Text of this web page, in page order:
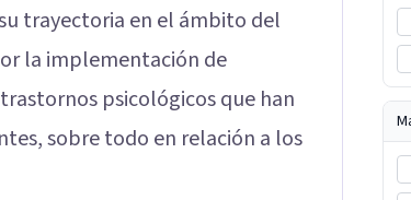
trayectoria en el ámbito del
la implementación de
psicológicos que han
sobre todo en relación a los